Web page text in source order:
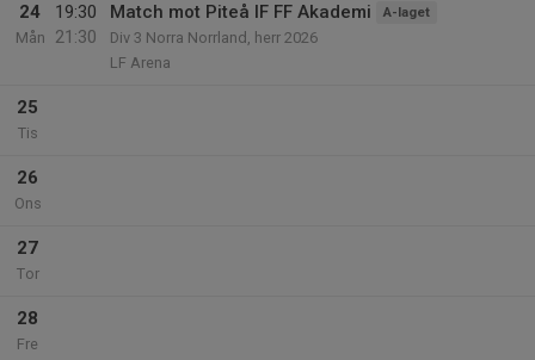
24
Mån
19:30
21:30
Match mot Piteå IF FF Akademi A-laget
Div 3 Norra Norrland, herr 2026
LF Arena
25
Tis
26
Ons
27
Tor
28
Fre